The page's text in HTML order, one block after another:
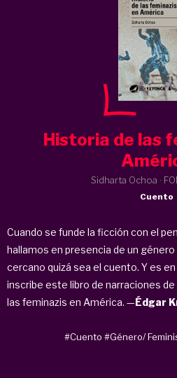
Historia de las
Sidharta Ochoa ·
Cuento
Cuando se funde la ficción con el
hallamos en presencia de un
cercano quizá sea el cuento. Y es
inscribe este libro de narraciones
las feminazis en América. —Édgar
#Cuento #Género/